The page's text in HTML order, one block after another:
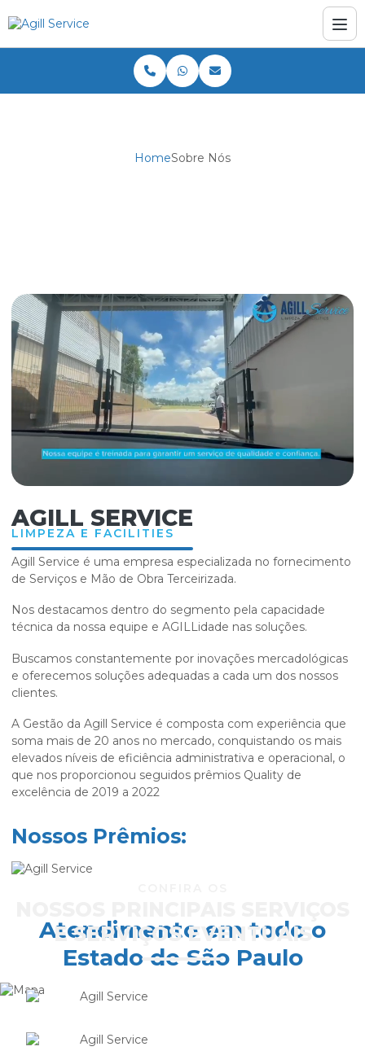
HomeSobre Nós
AGILL SERVICE
LIMPEZA E FACILITIES
Agill Service é uma empresa especializada no fornecimento
de Serviços e Mão de Obra Terceirizada.
Nos destacamos dentro do segmento pela capacidade
técnica da nossa equipe e AGILLidade nas soluções.
Buscamos constantemente por inovações mercadológicas
e oferecemos soluções adequadas a cada um dos nossos
clientes.
A Gestão da Agill Service é composta com experiência que
soma mais de 20 anos no mercado, conquistando os mais
elevados níveis de eficiência administrativa e operacional, o
que nos proporcionou seguidos prêmios Quality de
excelência de 2019 a 2022
Nossos Prêmios:
Atendimento em todo o
Estado de São Paulo
E SERVIÇOS EVENTUAIS